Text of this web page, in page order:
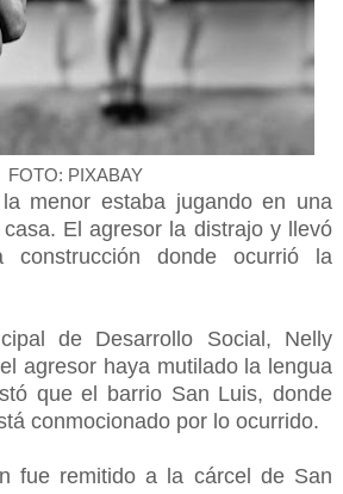
FOTO: PIXABAY
menor estaba jugando en una
El agresor la distrajo y llevó
donde ocurrió la
de Desarrollo Social, Nelly
agresor haya mutilado la lengua
que el barrio San Luis, donde
conmocionado por lo ocurrido.
fue remitido a la cárcel de San